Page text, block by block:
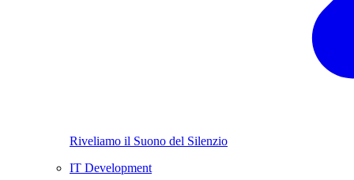
Riveliamo il Suono del Silenzio
IT Development